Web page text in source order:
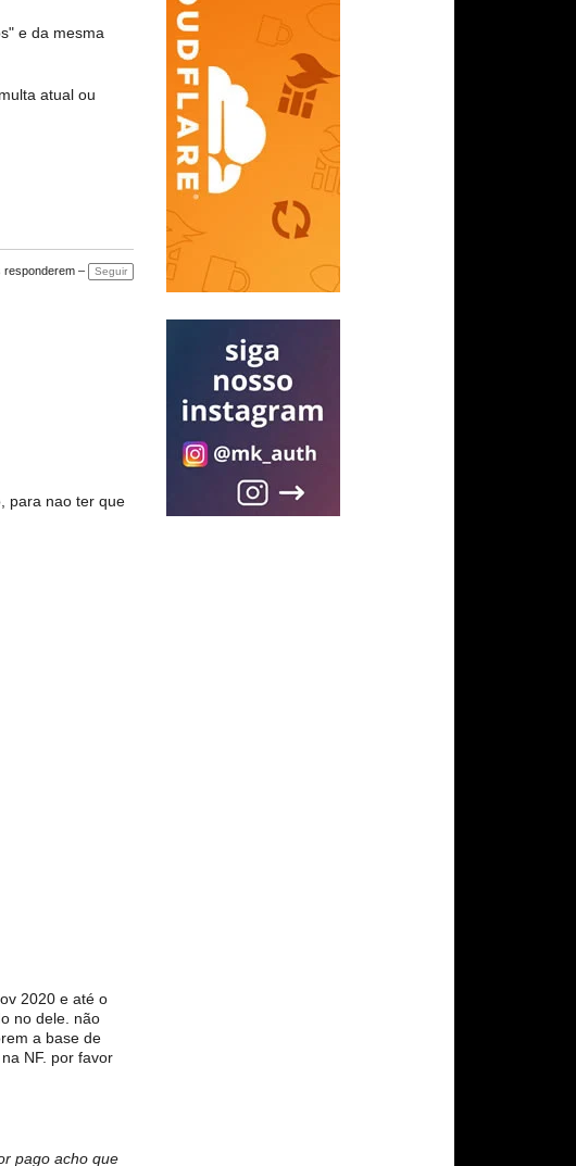
e da mesma
atual ou
responderem – Seguir
para nao ter que
2020 e até o
no dele. não
a base de
NF. por favor
pago acho que